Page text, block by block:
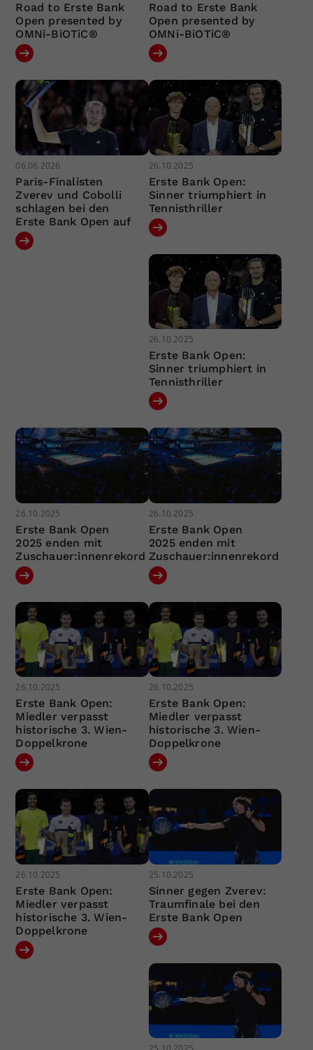
Road to Erste Bank
Open presented by
OMNi-BiOTiC®
Road to Erste Bank
Open presented by
OMNi-BiOTiC®
06.06.2026
Paris-Finalisten
Zverev und Cobolli
schlagen bei den
Erste Bank Open auf
26.10.2025
Erste Bank Open:
Sinner triumphiert in
Tennisthriller
26.10.2025
Erste Bank Open:
Sinner triumphiert in
Tennisthriller
26.10.2025
Erste Bank Open
2025 enden mit
Zuschauer:innenrekord
26.10.2025
Erste Bank Open
2025 enden mit
Zuschauer:innenrekord
26.10.2025
Erste Bank Open:
Miedler verpasst
historische 3. Wien-
Doppelkrone
26.10.2025
Erste Bank Open:
Miedler verpasst
historische 3. Wien-
Doppelkrone
26.10.2025
Erste Bank Open:
Miedler verpasst
historische 3. Wien-
Doppelkrone
25.10.2025
Sinner gegen Zverev:
Traumfinale bei den
Erste Bank Open